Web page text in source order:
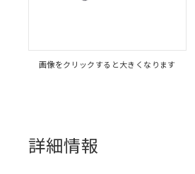
画像をクリックすると大きくなります
詳細情報